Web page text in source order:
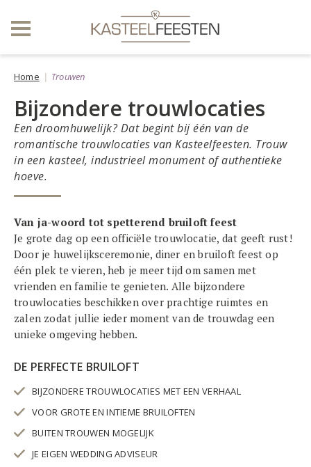
Home Trouwen
Bijzondere trouwlocaties
Een droomhuwelijk? Dat begint bij één van de
romantische trouwlocaties van Kasteelfeesten. Trouw
in een kasteel, industrieel monument of authentieke
hoeve.
Van ja-woord tot spetterend bruiloft feest
Je grote dag op een officiële trouwlocatie, dat geeft rust!
Door je huwelijksceremonie, diner en bruiloft feest op
één plek te vieren, heb je meer tijd om samen met
vrienden en familie te genieten. Alle bijzondere
trouwlocaties beschikken over prachtige ruimtes en
zalen zodat jullie ieder moment van de trouwdag een
unieke omgeving hebben.
DE PERFECTE BRUILOFT
BIJZONDERE TROUWLOCATIES MET EEN VERHAAL
VOOR GROTE EN INTIEME BRUILOFTEN
BUITEN TROUWEN MOGELIJK
JE EIGEN WEDDING ADVISEUR